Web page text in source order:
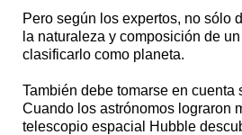
Pero según los expertos, no sólo
la naturaleza y composición de
clasificarlo como planeta.
También debe tomarse en cuenta
Cuando los astrónomos lograron
telescopio espacial Hubble